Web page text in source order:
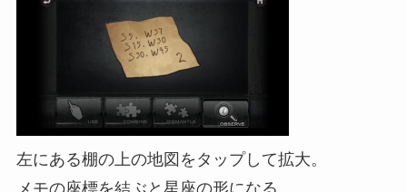
左にある棚の上の地図をタップして拡大。